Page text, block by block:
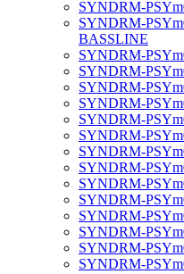
SYNDRM-
SYNDRM-
BASSLINE
SYNDRM-
SYNDRM-
SYNDRM-
SYNDRM-
SYNDRM-
SYNDRM-
SYNDRM-
SYNDRM-
SYNDRM-
SYNDRM-
SYNDRM-
SYNDRM-
SYNDRM-
SYNDRM-